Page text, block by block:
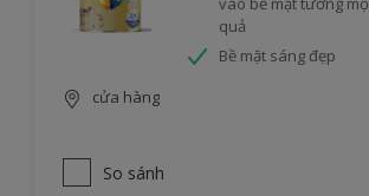
quả
Bề mặt sáng đẹp
cửa hàng
So sánh